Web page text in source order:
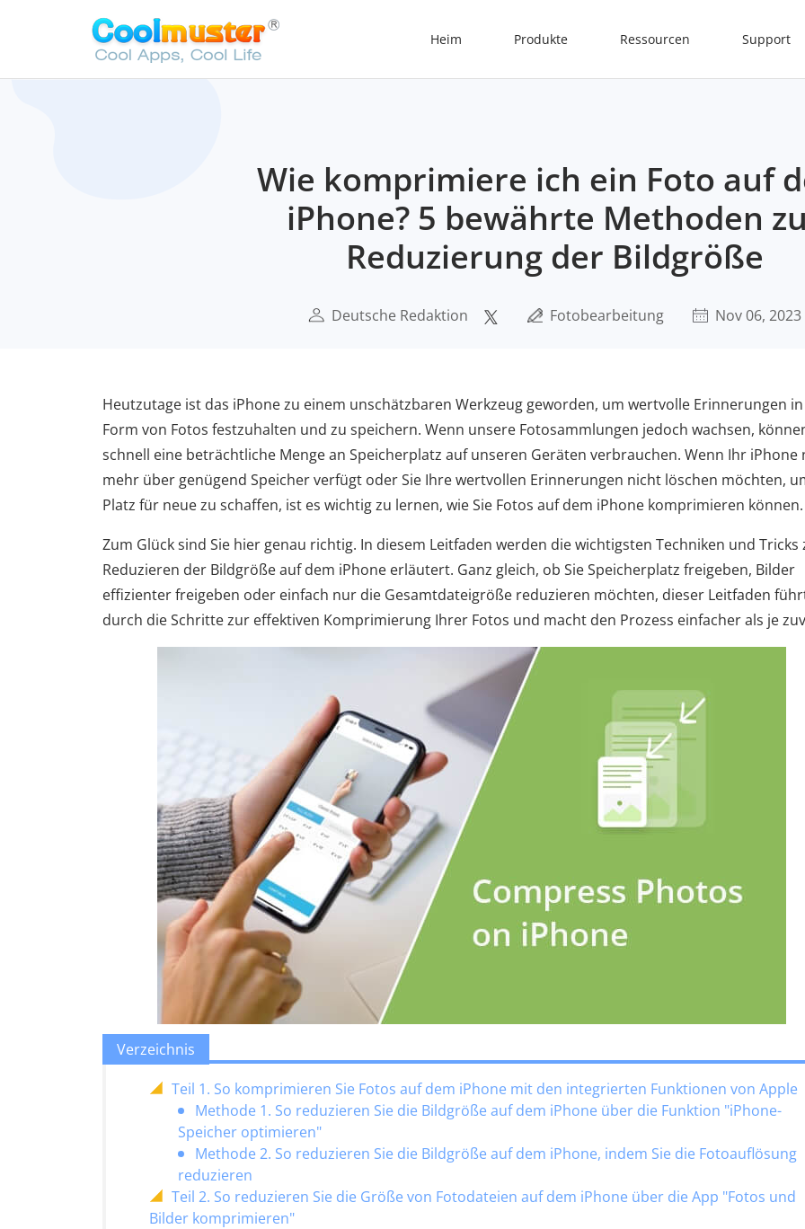
Heim Produkte Ressourcen Support
Wie komprimiere ich ein Foto auf
iPhone? 5 bewährte Methoden
Reduzierung der Bildgröße
Deutsche Redaktion Fotobearbeitung Nov 06, 2023
Heutzutage ist das iPhone zu einem unschätzbaren Werkzeug geworden, um wertvolle Erinnerungen in
Form von Fotos festzuhalten und zu speichern. Wenn unsere Fotosammlungen jedoch wachsen,
schnell eine beträchtliche Menge an Speicherplatz auf unseren Geräten verbrauchen. Wenn Ihr iPhone
mehr über genügend Speicher verfügt oder Sie Ihre wertvollen Erinnerungen nicht löschen möchten,
Platz für neue zu schaffen, ist es wichtig zu lernen, wie Sie Fotos auf dem iPhone komprimieren können.
Zum Glück sind Sie hier genau richtig. In diesem Leitfaden werden die wichtigsten Techniken und Tricks
Reduzieren der Bildgröße auf dem iPhone erläutert. Ganz gleich, ob Sie Speicherplatz freigeben, Bilder
effizienter freigeben oder einfach nur die Gesamtdateigröße reduzieren möchten, dieser Leitfaden
durch die Schritte zur effektiven Komprimierung Ihrer Fotos und macht den Prozess einfacher als je
Verzeichnis
Teil 1. So komprimieren Sie Fotos auf dem iPhone mit den integrierten Funktionen von Apple
Methode 1. So reduzieren Sie die Bildgröße auf dem iPhone über die Funktion "iPhone-
Speicher optimieren"
Methode 2. So reduzieren Sie die Bildgröße auf dem iPhone, indem Sie die Fotoauflösung
reduzieren
Teil 2. So reduzieren Sie die Größe von Fotodateien auf dem iPhone über die App "Fotos und
Bilder komprimieren"